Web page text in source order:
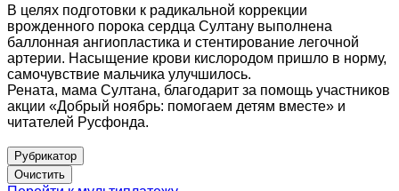
В целях подготовки к радикальной коррекции
врожденного порока сердца Султану выполнена
баллонная ангиопластика и стентирование легочной
артерии. Насыщение крови кислородом пришло в норму,
самочувствие мальчика улучшилось.
Рената, мама Султана, благодарит за помощь участников
акции «Добрый ноябрь: помогаем детям вместе» и
читателей Русфонда.
Рубрикатор